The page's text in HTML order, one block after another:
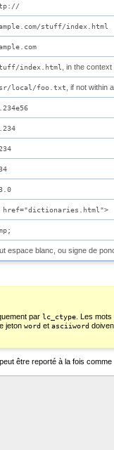
stuff/index.html
index.html , in the context
local/foo.txt , if not within
href="dictionaries.html">
espace blanc, ou signe de
par lc_ctype. Les mots
jeton wordet asciiword
être reporté à la fois